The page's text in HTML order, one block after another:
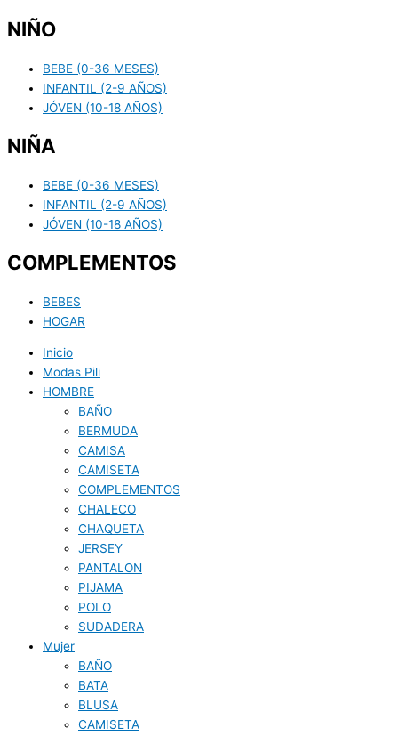
NIÑO
BEBE (0-36 MESES)
INFANTIL (2-9 AÑOS)
JÓVEN (10-18 AÑOS)
NIÑA
BEBE (0-36 MESES)
INFANTIL (2-9 AÑOS)
JÓVEN (10-18 AÑOS)
COMPLEMENTOS
BEBES
HOGAR
Inicio
Modas Pili
HOMBRE
BAÑO
BERMUDA
CAMISA
CAMISETA
COMPLEMENTOS
CHALECO
CHAQUETA
JERSEY
PANTALON
PIJAMA
POLO
SUDADERA
Mujer
BAÑO
BATA
BLUSA
CAMISETA